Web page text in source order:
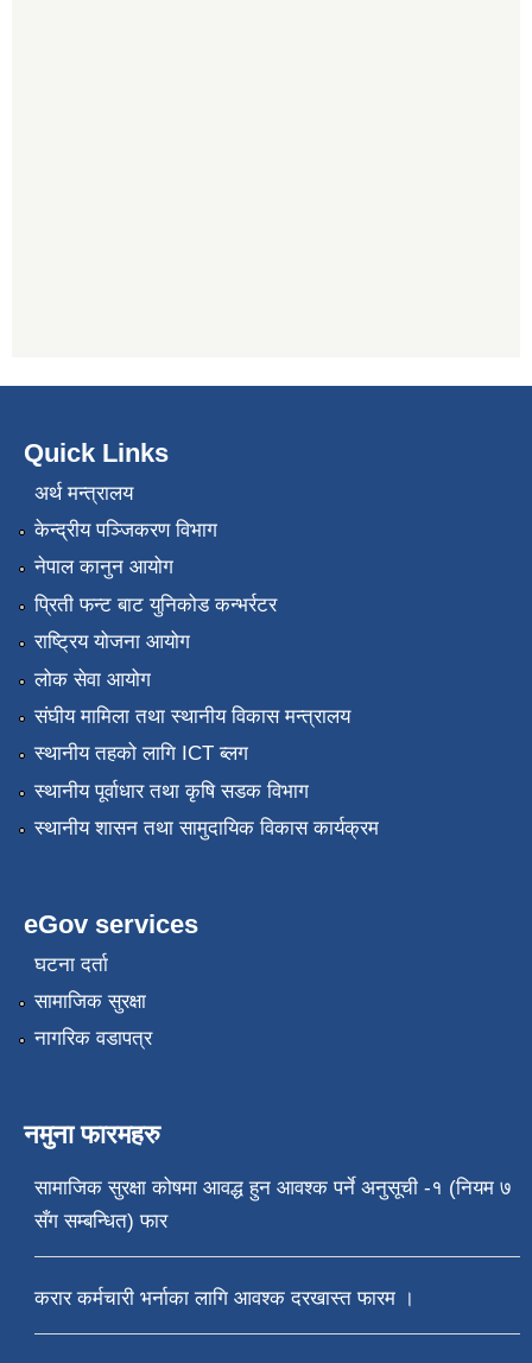
Quick Links
अर्थ मन्त्रालय
केन्द्रीय पञ्जिकरण विभाग
नेपाल कानुन आयोग
प्रिती फन्ट बाट युनिकोड कन्भर्रटर
राष्ट्रिय योजना आयोग
लोक सेवा आयोग
संघीय मामिला तथा स्थानीय विकास मन्त्रालय
स्थानीय तहको लागि ICT ब्लग
स्थानीय पूर्वाधार तथा कृषि सडक विभाग
स्थानीय शासन तथा सामुदायिक विकास कार्यक्रम
eGov services
घटना दर्ता
सामाजिक सुरक्षा
नागरिक वडापत्र
नमुना फारमहरु
सामाजिक सुरक्षा कोषमा आवद्ध हुन आवश्क पर्ने अनुसूची -१ (नियम ७
सँग सम्बन्धित) फार
करार कर्मचारी भर्नाका लागि आवश्क दरखास्त फारम ।